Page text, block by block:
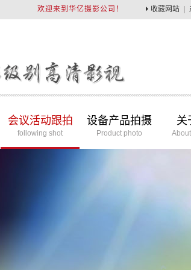
欢迎来到华亿摄影公司！ 收藏网站
会议活动跟拍
following shot
设备产品拍摄
Product photo
关